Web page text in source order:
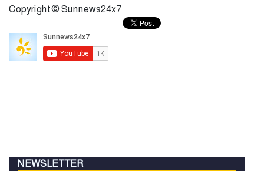
Copyright © Sunnews24x7
NEWSLETTER